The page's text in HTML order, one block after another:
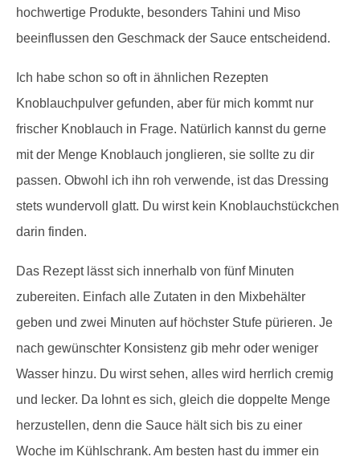
hochwertige Produkte, besonders Tahini und Miso
beeinflussen den Geschmack der Sauce entscheidend.
Ich habe schon so oft in ähnlichen Rezepten
Knoblauchpulver gefunden, aber für mich kommt nur
frischer Knoblauch in Frage. Natürlich kannst du gerne
mit der Menge Knoblauch jonglieren, sie sollte zu dir
passen. Obwohl ich ihn roh verwende, ist das Dressing
stets wundervoll glatt. Du wirst kein Knoblauchstückchen
darin finden.
Das Rezept lässt sich innerhalb von fünf Minuten
zubereiten. Einfach alle Zutaten in den Mixbehälter
geben und zwei Minuten auf höchster Stufe pürieren. Je
nach gewünschter Konsistenz gib mehr oder weniger
Wasser hinzu. Du wirst sehen, alles wird herrlich cremig
und lecker. Da lohnt es sich, gleich die doppelte Menge
herzustellen, denn die Sauce hält sich bis zu einer
Woche im Kühlschrank. Am besten hast du immer ein